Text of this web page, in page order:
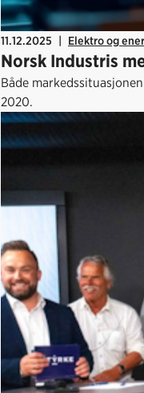
11.12.2025 | Elektro og
Norsk Industris
Både
2020.